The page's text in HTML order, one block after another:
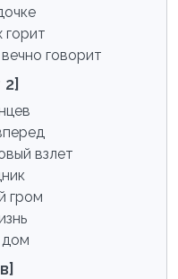
горит
говорит
2]
взлет
гром
дом